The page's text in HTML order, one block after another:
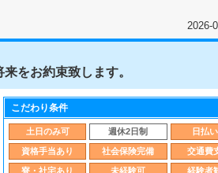
2026-
をお約束致します。
こだわり条件
土日のみ可 週休2日制 日払
資格手当あり 社会保険完備 交通費
寮・社宅あり 未経験可 経験者